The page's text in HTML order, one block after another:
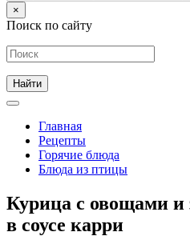
×
Поиск по сайту
Главная
Рецепты
Горячие блюда
Блюда из птицы
Курица с овощами и
в соусе карри